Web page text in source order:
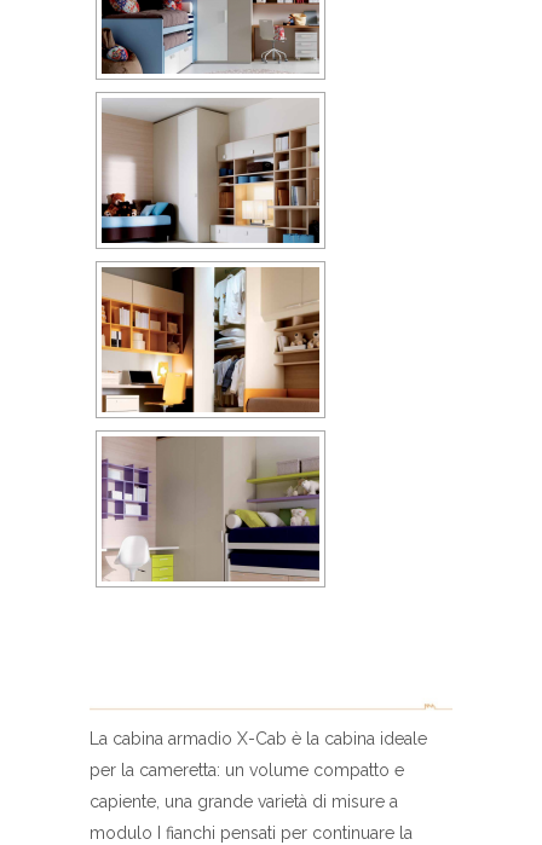
La cabina armadio X-Cab è la cabina ideale
per la cameretta: un volume compatto e
capiente, una grande varietà di misure a
modulo I fianchi pensati per continuare la